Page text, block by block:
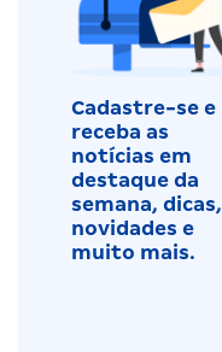
Cadastre-se e
receba as
notícias em
destaque da
semana, dicas,
novidades e
muito mais.